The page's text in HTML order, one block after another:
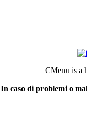
CMenu is a
In caso di problemi o